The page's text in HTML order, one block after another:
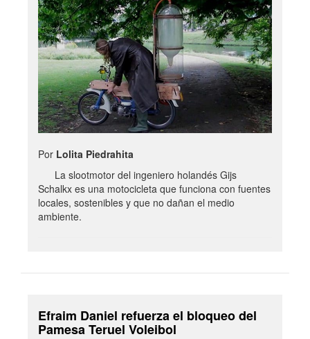
Por Lolita Piedrahita
La slootmotor del ingeniero holandés Gijs
Schalkx es una motocicleta que funciona con fuentes
locales, sostenibles y que no dañan el medio
ambiente.
Efraim Daniel refuerza el bloqueo del
Pamesa Teruel Voleibol